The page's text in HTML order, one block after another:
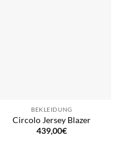
BEKLEIDUNG
Circolo Jersey Blazer
439,00€